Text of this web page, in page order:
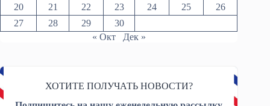
20
21 22 23 24 25
26
27
28 29
30
« Окт
Дек »
ХОТИТЕ ПОЛУЧАТЬ НОВОСТИ?